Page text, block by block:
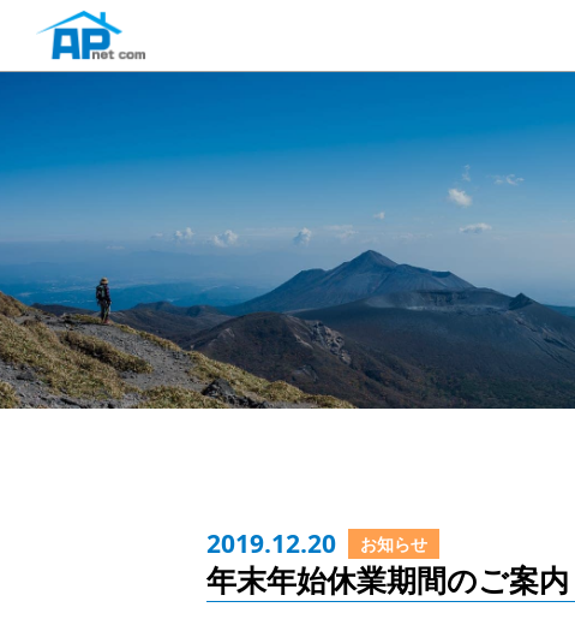
2019.12.20 お知らせ
年末年始休業期間のご案内